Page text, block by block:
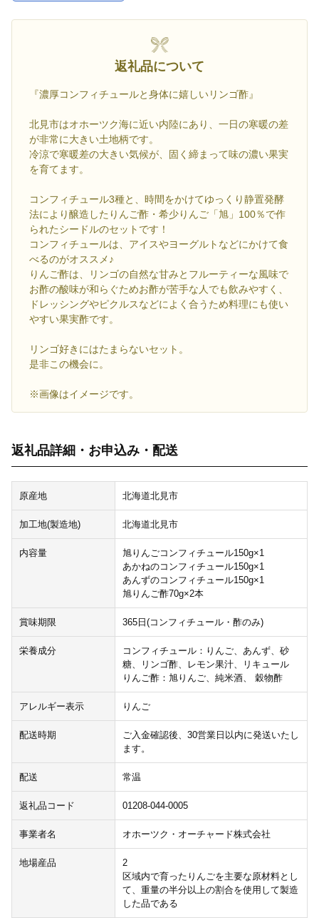
返礼品について
『濃厚コンフィチュールと身体に嬉しいリンゴ酢』
北見市はオホーツク海に近い内陸にあり、一日の寒暖の差
が非常に大きい土地柄です。
冷涼で寒暖差の大きい気候が、固く締まって味の濃い果実
を育てます。
コンフィチュール3種と、時間をかけてゆっくり静置発酵
法により醸造したりんご酢・希少りんご「旭」100％で作
られたシードルのセットです！
コンフィチュールは、アイスやヨーグルトなどにかけて食
べるのがオススメ♪
りんご酢は、リンゴの自然な甘みとフルーティーな風味で
お酢の酸味が和らぐためお酢が苦手な人でも飲みやすく、
ドレッシングやピクルスなどによく合うため料理にも使い
やすい果実酢です。
リンゴ好きにはたまらないセット。
是非この機会に。
※画像はイメージです。
返礼品詳細・お申込み・配送
原産地 北海道北見市
加工地(製造地) 北海道北見市
内容量
旭りんごコンフィチュール150g×1
あかねのコンフィチュール150g×1
あんずのコンフィチュール150g×1
旭りんご酢70g×2本
賞味期限 365日(コンフィチュール・酢のみ)
栄養成分
コンフィチュール：りんご、あんず、砂
糖、リンゴ酢、レモン果汁、リキュール
りんご酢：旭りんご、純米酒、 穀物酢
アレルギー表示 りんご
配送時期
ご入金確認後、30営業日以内に発送いたし
ます。
配送 常温
返礼品コード 01208-044-0005
事業者名 オホーツク・オーチャード株式会社
地場産品
2
区域内で育ったりんごを主要な原材料とし
て、重量の半分以上の割合を使用して製造
した品である